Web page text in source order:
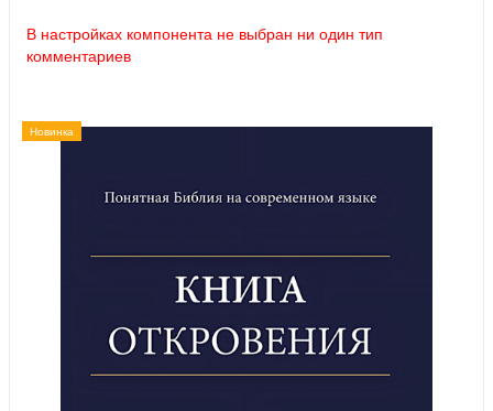
В настройках компонента не выбран ни один тип
комментариев
Новинка